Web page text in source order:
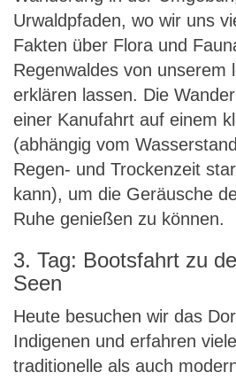
Urwaldpfaden, wo wir uns
Fakten über Flora und
Regenwaldes von unserem
erklären lassen. Die
einer Kanufahrt auf einem
(abhängig vom
Regen- und Trockenzeit
kann), um die Geräusche
Ruhe genießen zu können.
3. Tag: Bootsfahrt zu
Seen
Heute besuchen wir das
Indigenen und erfahren
traditionelle als auch